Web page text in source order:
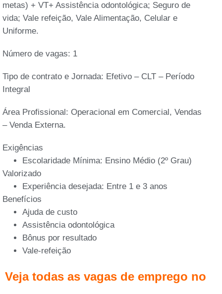
metas) + VT+ Assistência odontológica; Seguro de
vida; Vale refeição, Vale Alimentação, Celular e
Uniforme.
Número de vagas: 1
Tipo de contrato e Jornada: Efetivo – CLT – Período
Integral
Área Profissional: Operacional em Comercial, Vendas
– Venda Externa.
Exigências
Escolaridade Mínima: Ensino Médio (2º Grau)
Valorizado
Experiência desejada: Entre 1 e 3 anos
Benefícios
Ajuda de custo
Assistência odontológica
Bônus por resultado
Vale-refeição
Veja todas as vagas de emprego no